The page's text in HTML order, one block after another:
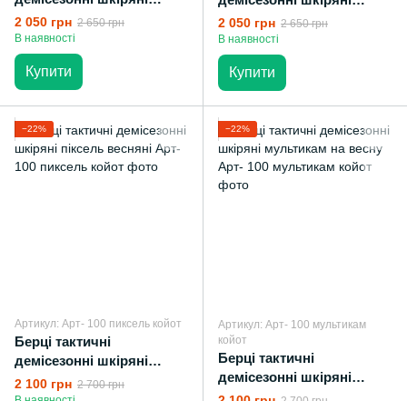
койот
2 050 грн 2 650 грн
В наявності
Купити
піксель
2 050 грн 2 650 грн
В наявності
Купити
−22%
Артикул: Арт- 100 пиксель койот
Берці тактичні
демісезонні шкіряні
піксель весняні
2 100 грн 2 700 грн
−22%
Артикул: Арт- 100 мультикам
койот
Берці тактичні
демісезонні шкіряні
мультикам на весну